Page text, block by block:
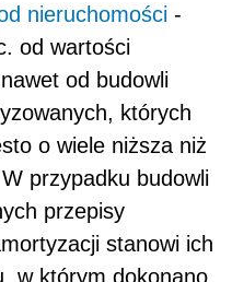
nieruchomości -
od wartości
od budowli
których
o wiele niższa niż
przypadku budowli
przepisy
stanowi ich
w którym dokonano